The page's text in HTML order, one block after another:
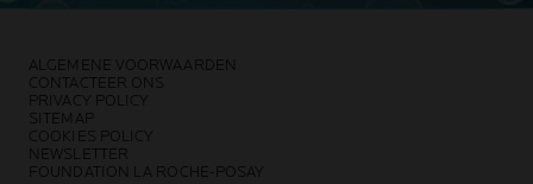
ALGEMENE VOORWAARDEN
CONTACTEER ONS
PRIVACY POLICY
SITEMAP
COOKIES POLICY
NEWSLETTER
FOUNDATION LA ROCHE-POSAY